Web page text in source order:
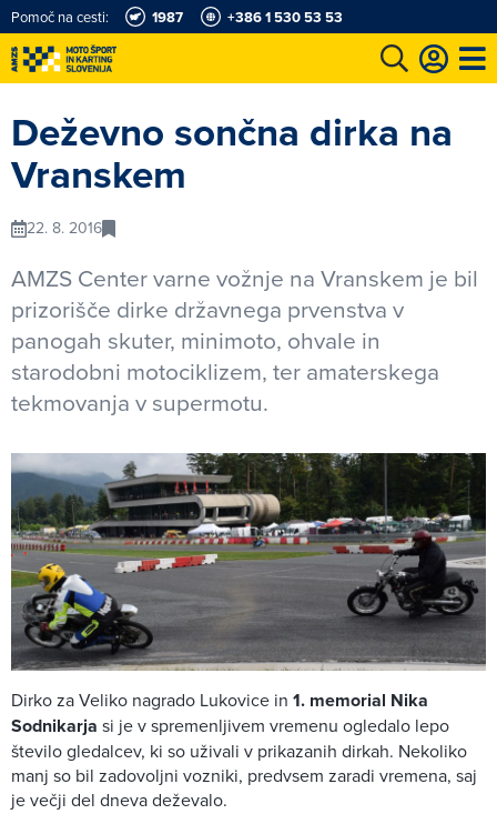
Pomoč na cesti: 1987 +386 1 530 53 53
Deževno sončna dirka na
Vranskem
22. 8. 2016
AMZS Center varne vožnje na Vranskem je bil
prizorišče dirke državnega prvenstva v
panogah skuter, minimoto, ohvale in
starodobni motociklizem, ter amaterskega
tekmovanja v supermotu.
Dirko za Veliko nagrado Lukovice in 1. memorial Nika
Sodnikarja si je v spremenljivem vremenu ogledalo lepo
število gledalcev, ki so uživali v prikazanih dirkah. Nekoliko
manj so bil zadovoljni vozniki, predvsem zaradi vremena, saj
je večji del dneva deževalo.